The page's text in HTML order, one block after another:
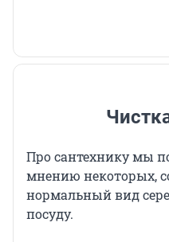
Про сантехнику мы
мнению некоторых,
нормальный вид
посуду.